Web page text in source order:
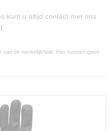
kunt u altijd contact met ons
van de werkelijkheid. Hier kunnen geen